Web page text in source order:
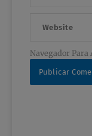
Navegador Para